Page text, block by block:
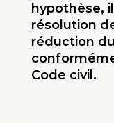
hypothèse,
résolution
réduction
Code civil.